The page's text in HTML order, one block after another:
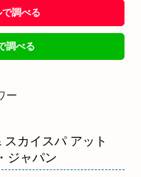
調べる
調べる
ー
カイスパ アット
ジャパン